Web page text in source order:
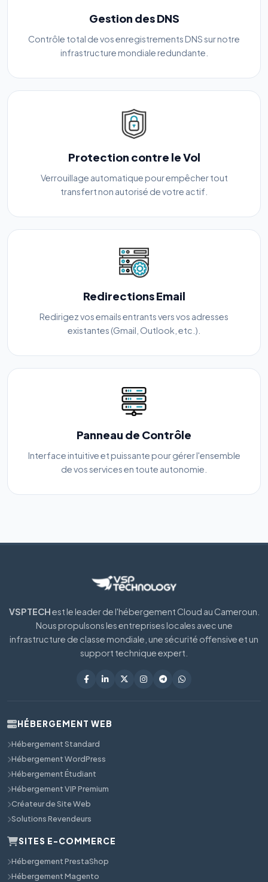
Gestion des DNS
Contrôle total de vos enregistrements DNS sur notre
infrastructure mondiale redundante.
Protection contre le Vol
Verrouillage automatique pour empêcher tout
transfert non autorisé de votre actif.
Redirections Email
Redirigez vos emails entrants vers vos adresses
existantes (Gmail, Outlook, etc.).
Panneau de Contrôle
Interface intuitive et puissante pour gérer l'ensemble
de vos services en toute autonomie.
VSPTECHest le leader de l'hébergement Cloud au Cameroun.
Nous propulsons les entreprises locales avec une
infrastructure de classe mondiale, une sécurité offensive et un
support technique expert.
HÉBERGEMENT WEB
Hébergement Standard
Hébergement WordPress
Hébergement Étudiant
Hébergement VIP Premium
Créateur de Site Web
Solutions Revendeurs
SITES E-COMMERCE
Hébergement PrestaShop
Hébergement Magento